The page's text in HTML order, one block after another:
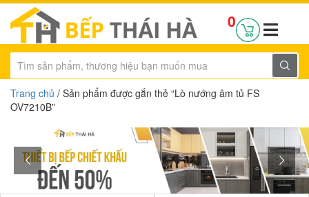
0
Trang chủ / Sản phẩm được gắn thẻ “Lò nướng âm tủ FS
OV7210B”